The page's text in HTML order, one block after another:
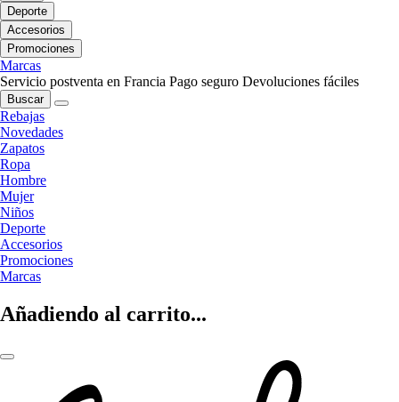
Deporte
Accesorios
Promociones
Marcas
Servicio postventa en Francia Pago seguro Devoluciones fáciles
Buscar
Rebajas
Novedades
Zapatos
Ropa
Hombre
Mujer
Niños
Deporte
Accesorios
Promociones
Marcas
Añadiendo al carrito...